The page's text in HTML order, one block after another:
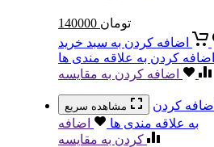
140000 تومان
اضافه کردن به سبد خرید
اضافه کردن به علاقه مندی ها
اضافه کردن به مقایسه
مشاهده سریع
اضافه کردن
به علاقه مندی ها
اضافه
کردن به مقایسه